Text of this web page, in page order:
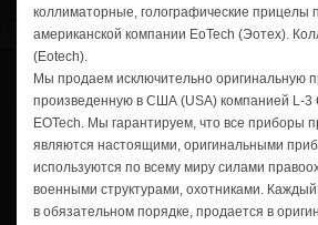
коллиматорные, голографические прицелы
американской компании EoTech (Эотех).
(Eotech).
Мы продаем исключительно оригинальную
произведенную в США (USA) компанией L-3
EOTech. Мы гарантируем, что все приборы
являются настоящими, оригинальными
используются по всему миру силами
военными структурами, охотниками.
в обязательном порядке, продается в